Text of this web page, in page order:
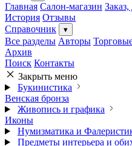
Главная Салон-магазин Заказ,
История Отзывы
Справочник
▾
Все разделы Авторы
Архив
Поиск Контакты
Закрыть меню
Букинистика
Венская бронза
Живопись и графика
Иконы
Нумизматика и
Предметы интерьера и